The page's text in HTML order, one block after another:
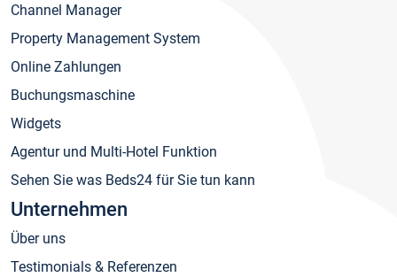
Channel Manager
Property Management System
Online Zahlungen
Buchungsmaschine
Widgets
Agentur und Multi-Hotel Funktion
Sehen Sie was Beds24 für Sie tun kann
Unternehmen
Über uns
Testimonials & Referenzen